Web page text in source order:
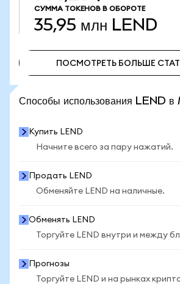
СУММА ТОКЕНОВ В ОБОРОТЕ
35,95 млн LEND
ПОСМОТРЕТЬ БОЛЬШЕ
Способы использования LEND
Купить LEND
Начните всего за пару нажатий.
Продать LEND
Обменяйте LEND на наличные.
Обменять LEND
Торгуйте LEND внутри и между
Прогнозы
Торгуйте LEND и на рынках